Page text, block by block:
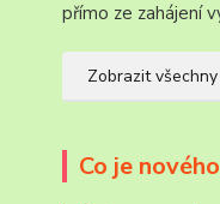
přímo ze zahájení
Zobrazit
Co je